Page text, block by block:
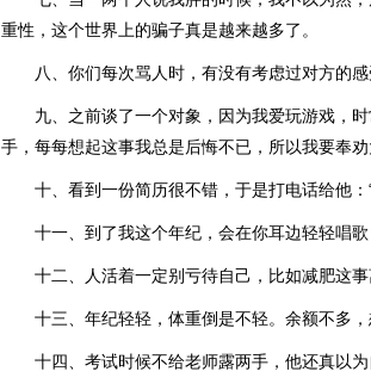
重性，这个世界上的骗子真是越来越多了。
八、你们每次骂人时，有没有考虑过对方的
九、之前谈了一个对象，因为我爱玩游戏，
手，每每想起这事我总是后悔不已，所以我要奉
十、看到一份简历很不错，于是打电话给他
十一、到了我这个年纪，会在你耳边轻轻唱
十二、人活着一定别亏待自己，比如减肥这
十三、年纪轻轻，体重倒是不轻。余额不多
十四、考试时候不给老师露两手，他还真以为